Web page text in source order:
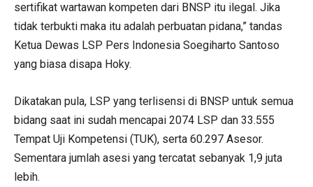
sertifikat wartawan kompeten dari BNSP itu ilegal. Jika
tidak terbukti maka itu adalah perbuatan pidana,” tandas
Ketua Dewas LSP Pers Indonesia Soegiharto Santoso
yang biasa disapa Hoky.
Dikatakan pula, LSP yang terlisensi di BNSP untuk semua
bidang saat ini sudah mencapai 2074 LSP dan 33.555
Tempat Uji Kompetensi (TUK), serta 60.297 Asesor.
Sementara jumlah asesi yang tercatat sebanyak 1,9 juta
lebih.